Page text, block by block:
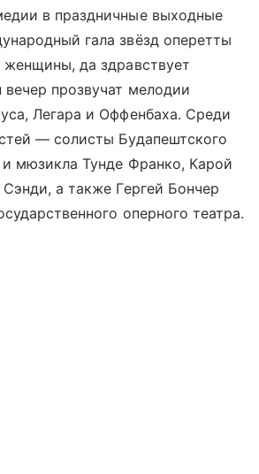
в праздничные выходные
гала звёзд оперетты
женщины, да здравствует
прозвучат мелодии
Легара и Оффенбаха. Среди
— солисты Будапештского
мюзикла Тунде Франко, Карой
а также Гергей Бончер
оперного театра.